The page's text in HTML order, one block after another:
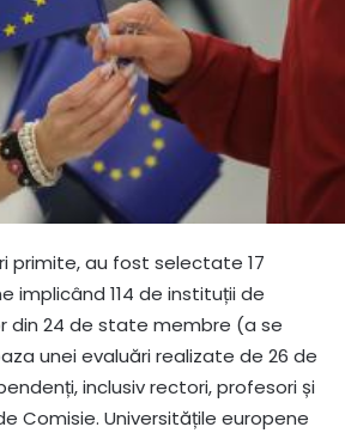
primite, au fost selectate 17
implicând 114 de instituții de
din 24 de state membre (a se
unei evaluări realizate de 26 de
inclusiv rectori, profesori și
Comisie. Universitățile europene